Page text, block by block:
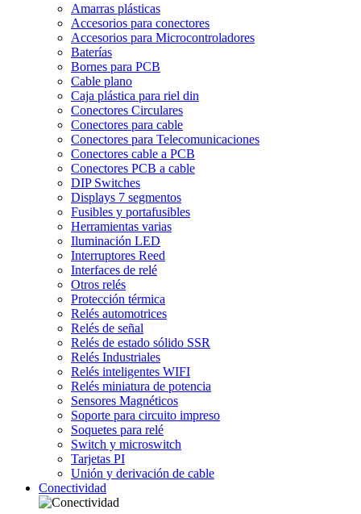
Amarras plásticas
Accesorios para conectores
Accesorios para Microcontroladores
Baterías
Bornes para PCB
Cable plano
Caja plástica para riel din
Conectores Circulares
Conectores para cable
Conectores para Telecomunicaciones
Conectores cable a PCB
Conectores PCB a cable
DIP Switches
Displays 7 segmentos
Fusibles y portafusibles
Herramientas varias
Iluminación LED
Interruptores Reed
Interfaces de relé
Otros relés
Protección térmica
Relés automotrices
Relés de señal
Relés de estado sólido SSR
Relés Industriales
Relés inteligentes WIFI
Relés miniatura de potencia
Sensores Magnéticos
Soporte para circuito impreso
Soquetes para relé
Switch y microswitch
Tarjetas PI
Unión y derivación de cable
Conectividad